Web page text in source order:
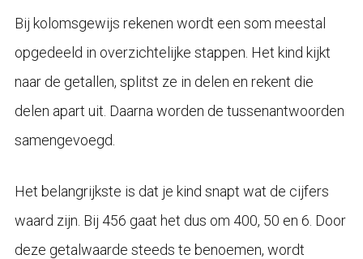
Bij kolomsgewijs rekenen wordt een som meestal
opgedeeld in overzichtelijke stappen. Het kind kijkt
naar de getallen, splitst ze in delen en rekent die
delen apart uit. Daarna worden de tussenantwoorden
samengevoegd.
Het belangrijkste is dat je kind snapt wat de cijfers
waard zijn. Bij 456 gaat het dus om 400, 50 en 6. Door
deze getalwaarde steeds te benoemen, wordt